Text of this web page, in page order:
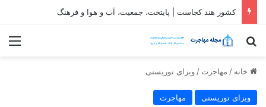
ثبت شرکت در قطر| شرایط و مراحل تاسیس شرکت در قطر
جستجو برای
خانه / مهاجرت / ویزای توریستی
ویزای توریستی مهاجرت